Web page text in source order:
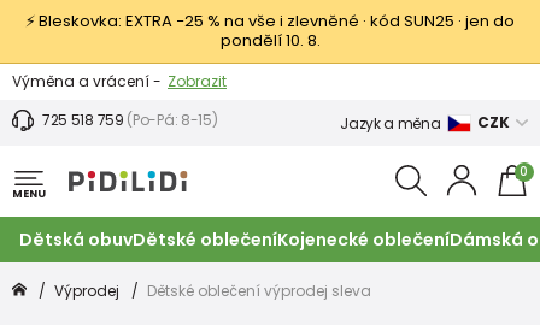
⚡ Bleskovka: EXTRA −25 % na vše i zlevněné · kód SUN25 · jen do
pondělí 10. 8.
Výměna a vrácení - Zobrazit
Sleva 100 Kč na první nákup -
725 518 759 (Po-Pá: 8-15) Jazyk a měna CZK
MENU
0
Dětská obuvDětské oblečeníKojenecké oblečeníDámská
Výprodej Dětské oblečení výprodej sleva